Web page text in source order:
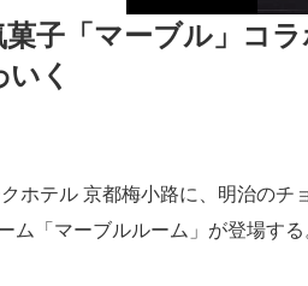
子「マーブル」コ
く
ホテル 京都梅小路に、明治の
ム「マーブルルーム」が登場す